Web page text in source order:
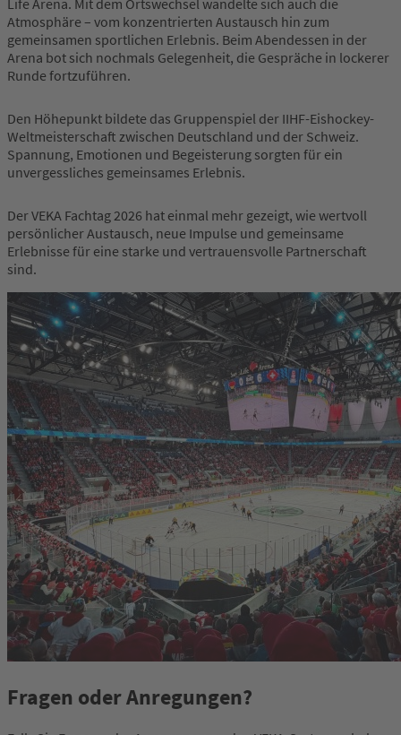
Atmosphäre – vom konzentrierten Austausch hin zum
gemeinsamen sportlichen Erlebnis. Beim Abendessen in der
Arena bot sich nochmals Gelegenheit, die Gespräche in lockerer
Runde fortzuführen.
Den Höhepunkt bildete das Gruppenspiel der IIHF-Eishockey-
Weltmeisterschaft zwischen Deutschland und der Schweiz.
Spannung, Emotionen und Begeisterung sorgten für ein
unvergessliches gemeinsames Erlebnis.
Der VEKA Fachtag 2026 hat einmal mehr gezeigt, wie wertvoll
persönlicher Austausch, neue Impulse und gemeinsame
Erlebnisse für eine starke und vertrauensvolle Partnerschaft
sind.
Fragen oder Anregungen?